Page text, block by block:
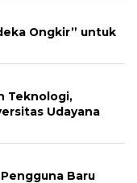
Ongkir” untuk
Teknologi,
Udayana
Baru